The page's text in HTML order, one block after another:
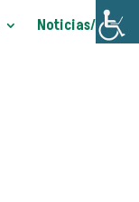
Noticias/Blog